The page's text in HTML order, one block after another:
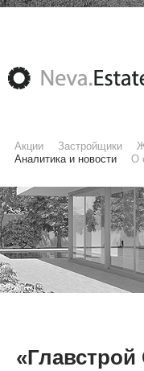
Акции Застройщики
Аналитика и новости
О
«Главстрой